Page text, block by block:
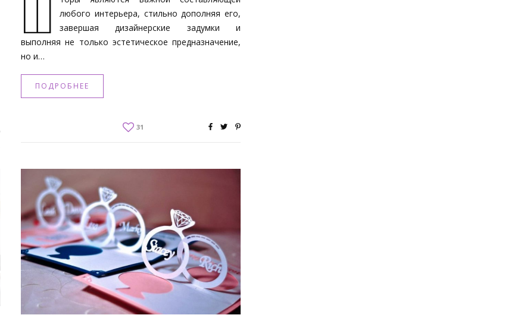
Ш
любого интерьера, стильно дополняя его,
завершая дизайнерские задумки и
выполняя не только эстетическое предназначение,
но и…
ПОДРОБНЕЕ
31